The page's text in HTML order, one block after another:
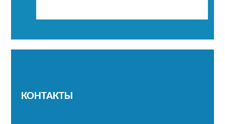
КОНТАКТЫ